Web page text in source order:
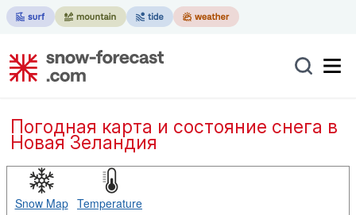
Погодная карта и состояние снега в
Новая Зеландия
Snow Map Temperature